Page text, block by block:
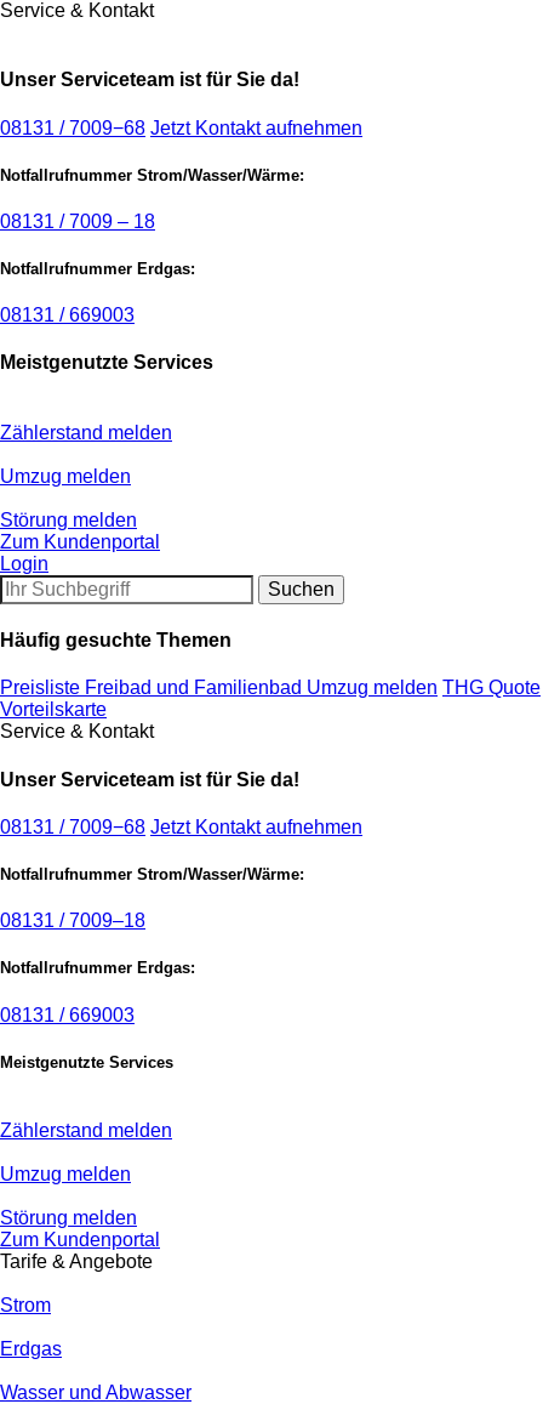
Service & Kontakt
Unser Serviceteam ist für Sie da!
08131 / 7009−68 Jetzt Kontakt aufnehmen
Notfallrufnummer Strom/Wasser/Wärme:
08131 / 7009 – 18
Notfallrufnummer Erdgas:
08131 / 669003
Meistgenutzte Services
Zählerstand melden
Umzug melden
Störung melden
Zum Kundenportal
Login
Häufig gesuchte Themen
Preisliste Freibad und Familienbad Umzug melden THG Quote
Vorteilskarte
Service & Kontakt
Unser Serviceteam ist für Sie da!
08131 / 7009−68 Jetzt Kontakt aufnehmen
Notfallrufnummer Strom/Wasser/Wärme:
08131 / 7009–18
Notfallrufnummer Erdgas:
08131 / 669003
Meistgenutzte Services
Zählerstand melden
Umzug melden
Störung melden
Zum Kundenportal
Tarife & Angebote
Strom
Erdgas
Wasser und Abwasser